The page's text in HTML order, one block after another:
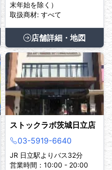
末年始を除く）
取扱商材: すべて
店舗詳細・地図
ストックラボ茨城日立店
03-5919-6640
JR 日立駅よりバス32分
営業時間：10:00 - 20:00